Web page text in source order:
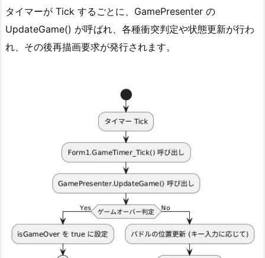
タイマーが Tick するごとに、GamePresenter の
UpdateGame() が呼ばれ、各種衝突判定や状態更新が行わ
れ、その後再描画要求が発行されます。